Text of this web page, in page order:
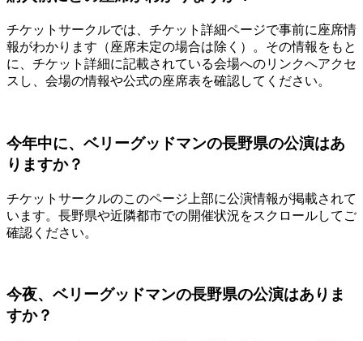
チケットサークルでは、チケット詳細ページで事前に座席情
報がわかります（座席未定の場合は除く）。その情報をもと
に、チケット詳細に記載されている会場へのリンクへアクセ
スし、会場の情報や公式の座席表を確認してください。
今年中に、ベリーグッドマンの長野県の公演はあ
りますか？
チケットサークルのこのページ上部に公演情報が掲載されて
います。長野県や近隣都市での開催状況をスクロールしてご
確認ください。
今夜、ベリーグッドマンの長野県の公演はありま
すか？